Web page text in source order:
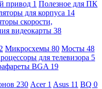
привод 1 Полезное для ПК
для корпуса 14
скорости,
видеокарты 38
Микросхемы 80 Мосты 48
для телевизора 5
BGA 19
230 Acer 1 Asus 11 BQ 0